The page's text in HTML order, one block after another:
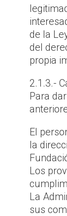
de la
del
propia
2.1.3.-
Para
El
la
Los
La
sus